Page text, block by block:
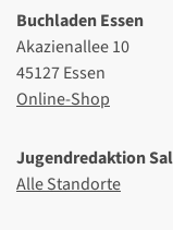
Buchladen Essen
Akazienallee 10
45127 Essen
Online-Shop
Jugendredaktion
Alle Standorte